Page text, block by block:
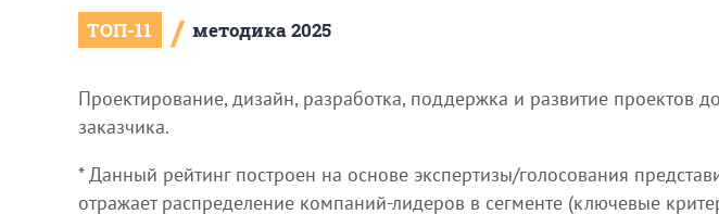
ТОП-11 / методика 2025
Проектирование, дизайн, разработка, поддержка и развитие проектов
заказчика.
* Данный рейтинг построен на основе экспертизы/голосования
отражает распределение компаний-лидеров в сегменте (ключевые